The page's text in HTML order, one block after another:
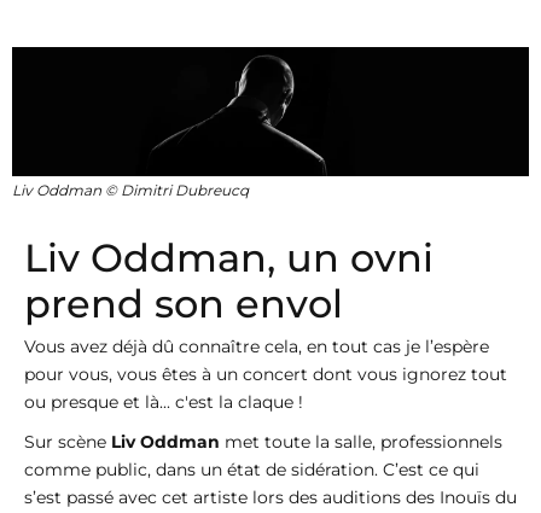
Liv Oddman © Dimitri Dubreucq
Liv Oddman, un ovni
prend son envol
Vous avez déjà dû connaître cela, en tout cas je l’espère
pour vous, vous êtes à un concert dont vous ignorez tout
ou presque et là... c'est la claque !
Sur scène Liv Oddman met toute la salle, professionnels
comme public, dans un état de sidération. C’est ce qui
s’est passé avec cet artiste lors des auditions des Inouïs du